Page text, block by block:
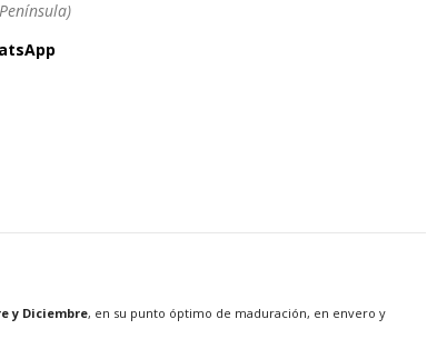
y Diciembre, en su punto óptimo de maduración, en envero y